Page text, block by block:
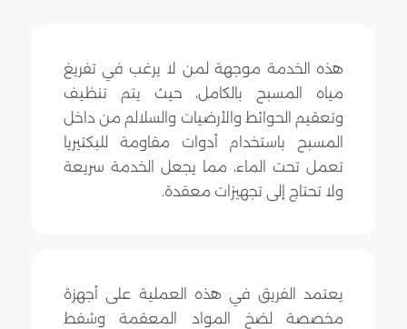
هذه الخدمة موجهة لمن لا يرغب في تفريغ
مياه المسبح بالكامل، حيث يتم تنظيف
وتعقيم الحوائط والأرضيات والسلالم من داخل
المسبح باستخدام أدوات مقاومة للبكتيريا
تعمل تحت الماء، مما يجعل الخدمة سريعة
ولا تحتاج إلى تجهيزات معقدة.
يعتمد الفريق في هذه العملية على أجهزة
مخصصة لضخ المواد المعقمة وشفط